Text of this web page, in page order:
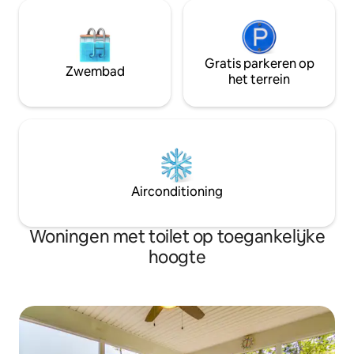
Zwembad
Gratis parkeren op
het terrein
Airconditioning
Woningen met toilet op toegankelijke
hoogte